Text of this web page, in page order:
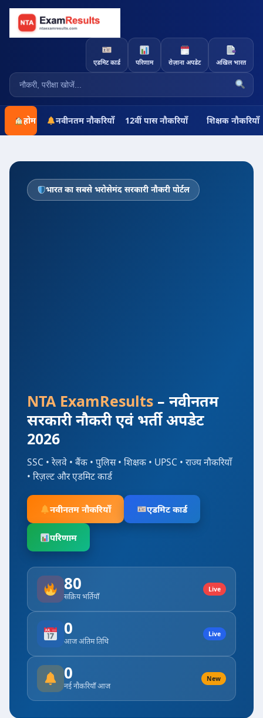
एडमिट कार्ड परिणाम रोज़ाना अपडेट अखिल भारत
होम नवीनतम नौकरियाँ 12वीं पास नौकरियाँ शिक्षक नौकरियाँ
भारत का सबसे भरोसेमंद सरकारी नौकरी पोर्टल
NTA ExamResults – नवीनतम
सरकारी नौकरी एवं भर्ती अपडेट
2026
SSC • रेलवे • बैंक • पुलिस • शिक्षक • UPSC • राज्य नौकरियाँ
• रिज़ल्ट और एडमिट कार्ड
नवीनतम नौकरियाँ एडमिट कार्ड
परिणाम
80
सक्रिय भर्तियाँ
Live
0
आज अंतिम तिथि
Live
0
नई नौकरियाँ आज
New